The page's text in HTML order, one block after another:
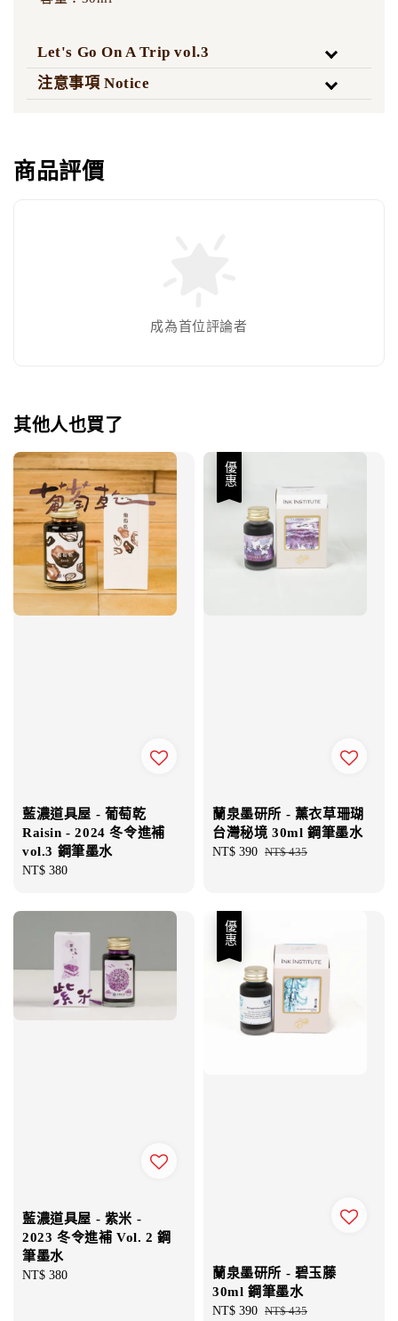
Let's Go On A Trip vol.3
注意事項 Notice
商品評價
成為首位評論者
其他人也買了
藍濃道具屋 - 葡萄乾
Raisin - 2024 冬令進補
vol.3 鋼筆墨水
Regular
NT$ 380
優惠
蘭泉墨研所 - 薰衣草珊瑚
台灣秘境 30ml 鋼筆墨水
Sale
NT$ 390 Regular
NT$ 435
藍濃道具屋 - 紫米 -
2023 冬令進補 Vol. 2 鋼
筆墨水
Regular
NT$ 380
優惠
蘭泉墨研所 - 碧玉藤
30ml 鋼筆墨水
Sale
NT$ 390 Regular
NT$ 435